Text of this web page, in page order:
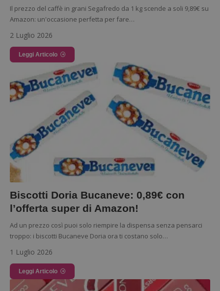
Il prezzo del caffè in grani Segafredo da 1 kg scende a soli 9,89€ su
Amazon: un'occasione perfetta per fare…
2 Luglio 2026
Leggi Articolo
Biscotti Doria Bucaneve: 0,89€ con
l’offerta super di Amazon!
Ad un prezzo così puoi solo riempire la dispensa senza pensarci
troppo: i biscotti Bucaneve Doria ora ti costano solo…
1 Luglio 2026
Leggi Articolo